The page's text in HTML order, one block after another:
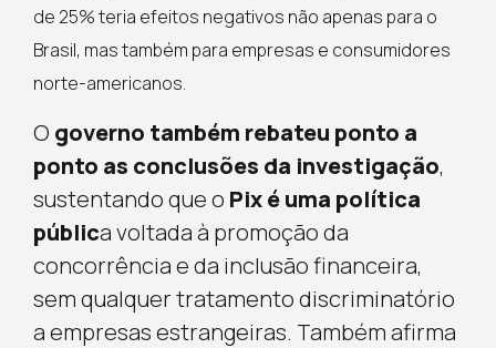
de 25% teria efeitos negativos não apenas para o
Brasil, mas também para empresas e consumidores
norte-americanos.
O governo também rebateu ponto a
ponto as conclusões da investigação,
sustentando que o Pix é uma política
pública voltada à promoção da
concorrência e da inclusão financeira,
sem qualquer tratamento discriminatório
a empresas estrangeiras. Também afirma